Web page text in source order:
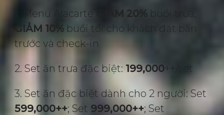
1. Menu Alacarte GIẢM 20% buổi trưa,
GIẢM 10% buổi tối cho khách đặt bàn
trước và check-in
2. Set ăn trưa đặc biệt: 199,000++/set
3. Set ăn đặc biệt dành cho 2 người: Set
599,000++; Set 999,000++; Set